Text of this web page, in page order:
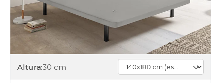
silver
black-
somieres-
bases
140x180cmespecial
gama-
Altura:30 cm